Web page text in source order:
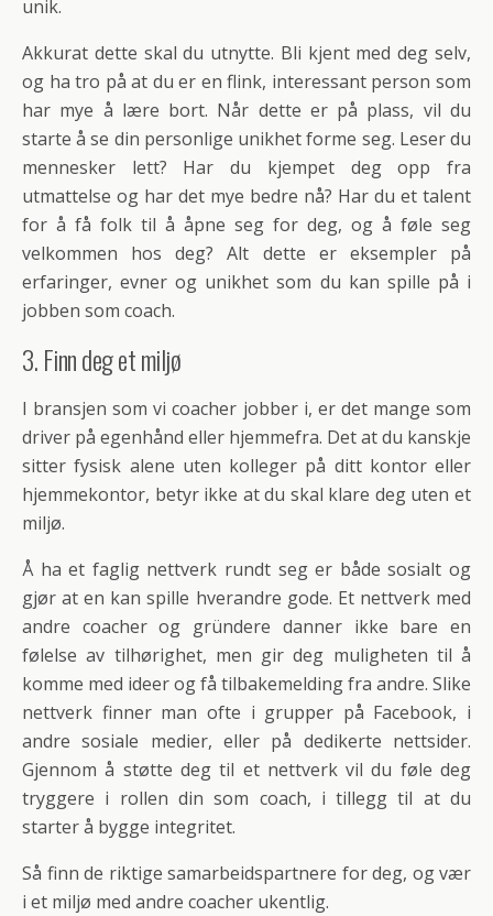
unik.
Akkurat dette skal du utnytte. Bli kjent med deg selv,
og ha tro på at du er en flink, interessant person som
har mye å lære bort. Når dette er på plass, vil du
starte å se din personlige unikhet forme seg. Leser du
mennesker lett? Har du kjempet deg opp fra
utmattelse og har det mye bedre nå? Har du et talent
for å få folk til å åpne seg for deg, og å føle seg
velkommen hos deg? Alt dette er eksempler på
erfaringer, evner og unikhet som du kan spille på i
jobben som coach.
3. Finn deg et miljø
I bransjen som vi coacher jobber i, er det mange som
driver på egenhånd eller hjemmefra. Det at du kanskje
sitter fysisk alene uten kolleger på ditt kontor eller
hjemmekontor, betyr ikke at du skal klare deg uten et
miljø.
Å ha et faglig nettverk rundt seg er både sosialt og
gjør at en kan spille hverandre gode. Et nettverk med
andre coacher og gründere danner ikke bare en
følelse av tilhørighet, men gir deg muligheten til å
komme med ideer og få tilbakemelding fra andre. Slike
nettverk finner man ofte i grupper på Facebook, i
andre sosiale medier, eller på dedikerte nettsider.
Gjennom å støtte deg til et nettverk vil du føle deg
tryggere i rollen din som coach, i tillegg til at du
starter å bygge integritet.
Så finn de riktige samarbeidspartnere for deg, og vær
i et miljø med andre coacher ukentlig.